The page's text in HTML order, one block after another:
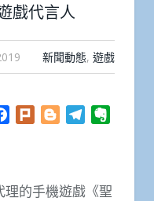
戲代言人
新聞動態, 遊戲
Facebook
Plurk BloggerTelegram
的手機遊戲《聖